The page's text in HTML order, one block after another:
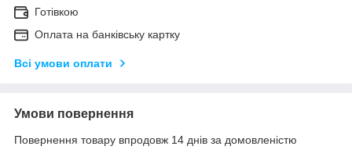
Готівкою
Оплата на банківську картку
Всі умови оплати
Умови повернення
Повернення товару впродовж 14 днів за домовленістю